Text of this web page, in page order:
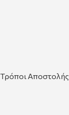
Τρόποι Αποστολής